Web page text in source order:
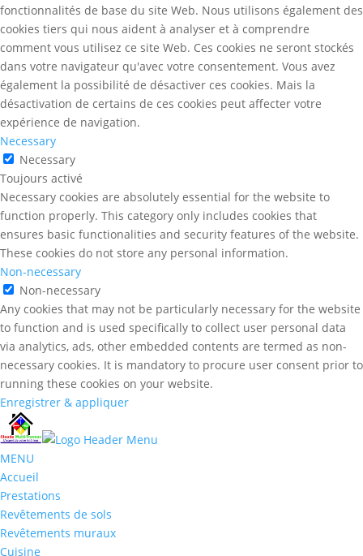
fonctionnalités de base du site Web. Nous utilisons également des
cookies tiers qui nous aident à analyser et à comprendre
comment vous utilisez ce site Web. Ces cookies ne seront stockés
dans votre navigateur qu'avec votre consentement. Vous avez
également la possibilité de désactiver ces cookies. Mais la
désactivation de certains de ces cookies peut affecter votre
expérience de navigation.
Necessary
Necessary
Toujours activé
Necessary cookies are absolutely essential for the website to
function properly. This category only includes cookies that
ensures basic functionalities and security features of the website.
These cookies do not store any personal information.
Non-necessary
Non-necessary
Any cookies that may not be particularly necessary for the website
to function and is used specifically to collect user personal data
via analytics, ads, other embedded contents are termed as non-
necessary cookies. It is mandatory to procure user consent prior to
running these cookies on your website.
Enregistrer & appliquer
MENU
Accueil
Prestations
Revêtements de sols
Revêtements muraux
Cuisine